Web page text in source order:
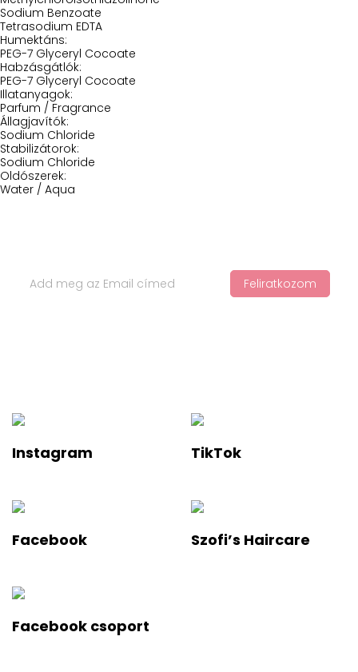
Sodium Benzoate
Tetrasodium EDTA
Humektáns:
PEG-7 Glyceryl Cocoate
Habzásgátlók:
PEG-7 Glyceryl Cocoate
Illatanyagok:
Parfum / Fragrance
Állagjavítók:
Sodium Chloride
Stabilizátorok:
Sodium Chloride
Oldószerek:
Water / Aqua
Feliratkozom
Instagram TikTok
Facebook Szofi’s Haircare
Facebook csoport